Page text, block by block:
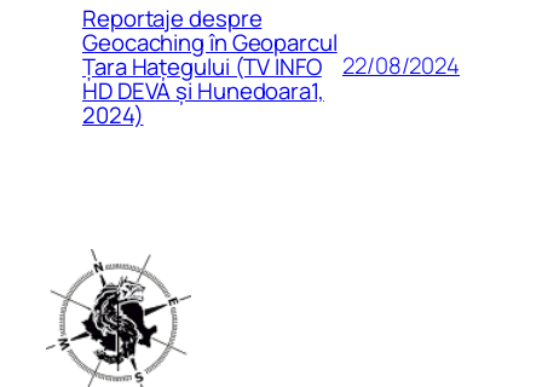
Reportaje despre
Geocaching în Geoparcul
Țara Hațegului (TV INFO
HD DEVA și Hunedoara1,
2024)
22/08/2024